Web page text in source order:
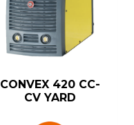
CONVEX 420 CC-
CV YARD